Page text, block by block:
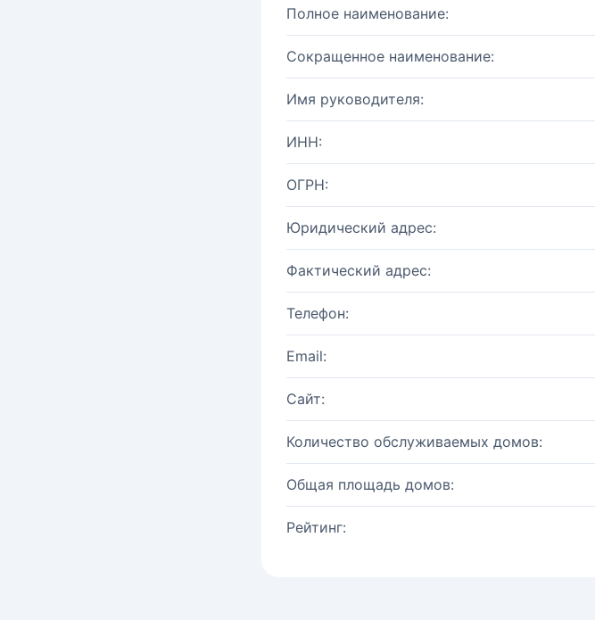
Полное наименование:
Сокращенное наименование:
Имя руководителя:
ИНН:
ОГРН:
Юридический адрес:
Фактический адрес:
Телефон:
Email:
Сайт:
Количество обслуживаемых домов:
Общая площадь домов:
Рейтинг: